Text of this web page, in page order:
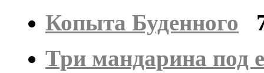
Копыта Буденного
Три мандарина под